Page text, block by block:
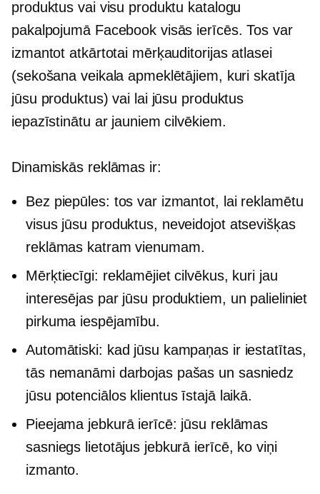
produktus vai visu produktu katalogu
pakalpojumā Facebook visās ierīcēs. Tos var
izmantot atkārtotai mērķauditorijas atlasei
(sekošana veikala apmeklētājiem, kuri skatīja
jūsu produktus) vai lai jūsu produktus
iepazīstinātu ar jauniem cilvēkiem.
Dinamiskās reklāmas ir:
Bez piepūles: tos var izmantot, lai reklamētu
visus jūsu produktus, neveidojot atsevišķas
reklāmas katram vienumam.
Mērķtiecīgi: reklamējiet cilvēkus, kuri jau
interesējas par jūsu produktiem, un palieliniet
pirkuma iespējamību.
Automātiski: kad jūsu kampaņas ir iestatītas,
tās nemanāmi darbojas pašas un sasniedz
jūsu potenciālos klientus īstajā laikā.
Pieejama jebkurā ierīcē: jūsu reklāmas
sasniegs lietotājus jebkurā ierīcē, ko viņi
izmanto.